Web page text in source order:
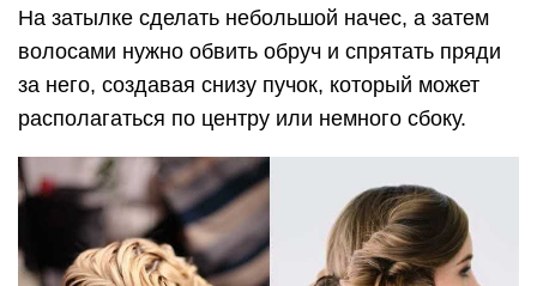
На затылке сделать небольшой начес, а затем
волосами нужно обвить обруч и спрятать пряди
за него, создавая снизу пучок, который может
располагаться по центру или немного сбоку.